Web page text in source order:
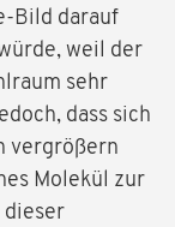
Bild darauf
weil der
sehr
dass sich
vergrößern
Molekül zur
dieser